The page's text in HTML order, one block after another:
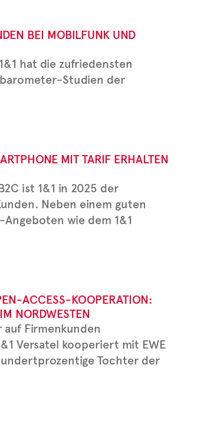
BEI MOBILFUNK UND
hat die zufriedensten
Studien der
MIT TARIF ERHALTEN
ist 1&1 in 2025 der
Neben einem guten
wie dem 1&1
ACCESS-KOOPERATION: H
NORDWESTEN
Firmenkunden
Versatel kooperiert mit EWE
Tochter der